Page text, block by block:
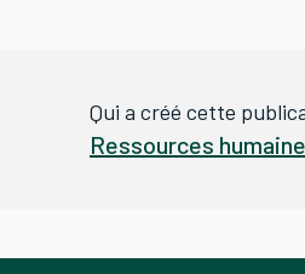
Qui a créé cette
Ressources